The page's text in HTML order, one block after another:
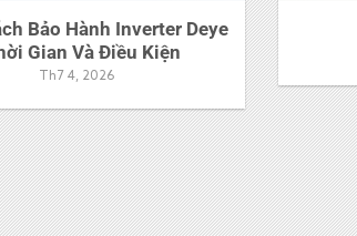
Bảo Hành Inverter Deye
Gian Và Điều Kiện
Th7 4, 2026